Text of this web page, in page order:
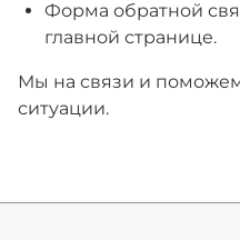
Форма обратной
главной странице.
Мы на связи и
ситуации.